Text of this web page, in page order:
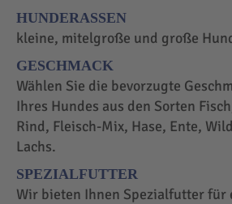
HUNDERASSEN
kleine, mitelgroße und große
GESCHMACK
Wählen Sie die bevorzugte
Ihres Hundes aus den Sorten
Rind, Fleisch-Mix, Hase, Ente,
Lachs.
SPEZIALFUTTER
Wir bieten Ihnen Spezialfutter für